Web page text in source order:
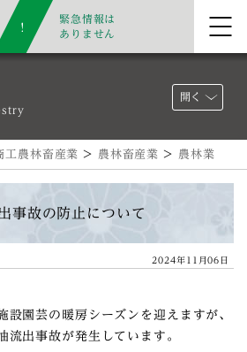
緊急情報は
ありません
開く
工農林畜産業 > 農林畜産業 > 農林業
事故の防止について
2024年11月06日
園芸の暖房シーズンを迎えますが、
流出事故が発生しています。